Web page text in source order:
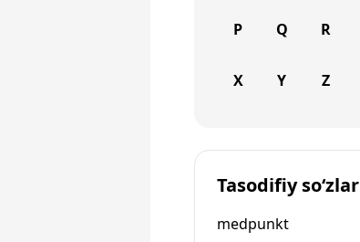
P Q R
X Y Z
Tasodifiy so‘zlar
medpunkt